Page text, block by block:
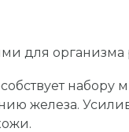
для организма
железа.